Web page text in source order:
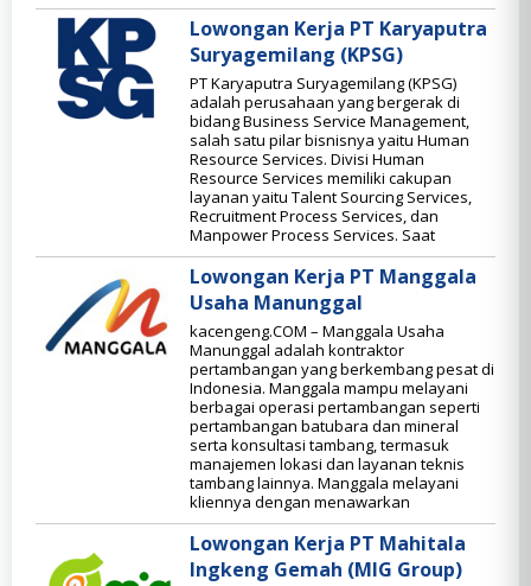
Lowongan Kerja PT Karyaputra
Suryagemilang (KPSG)
PT Karyaputra Suryagemilang (KPSG)
adalah perusahaan yang bergerak di
bidang Business Service Management,
salah satu pilar bisnisnya yaitu Human
Resource Services. Divisi Human
Resource Services memiliki cakupan
layanan yaitu Talent Sourcing Services,
Recruitment Process Services, dan
Manpower Process Services. Saat
Lowongan Kerja PT Manggala
Usaha Manunggal
kacengeng.COM – Manggala Usaha
Manunggal adalah kontraktor
pertambangan yang berkembang pesat di
Indonesia. Manggala mampu melayani
berbagai operasi pertambangan seperti
pertambangan batubara dan mineral
serta konsultasi tambang, termasuk
manajemen lokasi dan layanan teknis
tambang lainnya. Manggala melayani
kliennya dengan menawarkan
Lowongan Kerja PT Mahitala
Ingkeng Gemah (MIG Group)